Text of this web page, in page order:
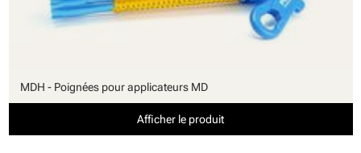
MDH - Poignées pour applicateurs MD
Afficher le produit